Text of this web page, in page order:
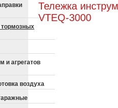
тормозных
и агрегатов
воздуха
Тележка
VTEQ-3000